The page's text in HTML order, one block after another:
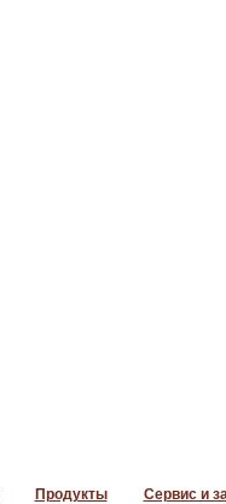
Продукты
Сервис и